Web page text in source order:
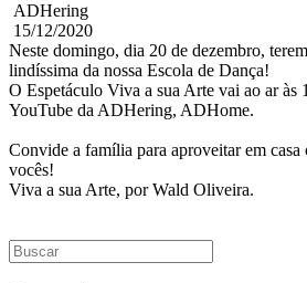
ADHering
15/12/2020
Neste domingo, dia 20 de dezembro,
lindíssima da nossa Escola de Dança!
O Espetáculo Viva a sua Arte vai ao ar às
YouTube da ADHering, ADHome.
Convide a família para aproveitar em casa
vocês!
Viva a sua Arte, por Wald Oliveira.